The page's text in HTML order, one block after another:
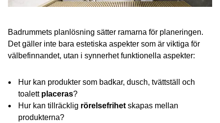
Badrummets planlösning sätter ramarna för planeringen.
Det gäller inte bara estetiska aspekter som är viktiga för
välbefinnandet, utan i synnerhet funktionella aspekter:
Hur kan produkter som badkar, dusch, tvättställ och
toalett placeras?
Hur kan tillräcklig rörelsefrihet skapas mellan
produkterna?